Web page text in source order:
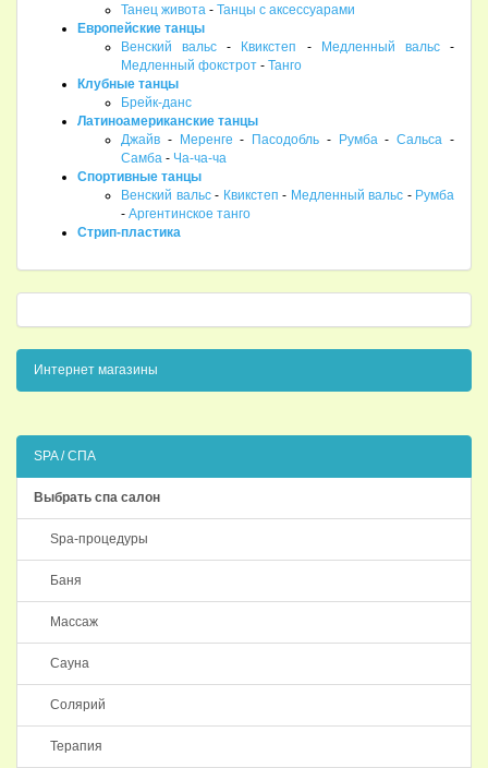
Танец живота - Танцы с аксессуарами
Европейские танцы
Венский вальс - Квикстеп - Медленный вальс-
Медленный фокстрот - Танго
Клубные танцы
Брейк-данс
Латиноамериканские танцы
Джайв - Меренге - Пасодобль - Румба-Сальса -
Самба - Ча-ча-ча
Спортивные танцы
Венский вальс- Квикстеп - Медленный вальс - Румба
- Аргентинское танго
Стрип-пластика
Интернет магазины
SPA / СПА
Выбрать спа салон
Spa-процедуры
Баня
Массаж
Сауна
Солярий
Терапия